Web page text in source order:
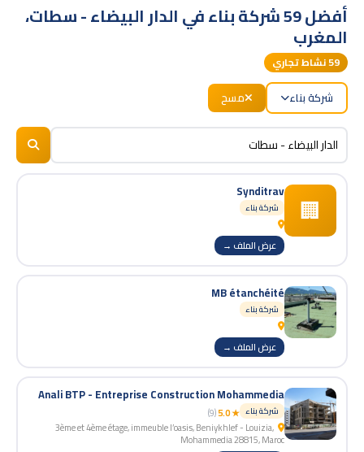
أفضل 59 شركة بناء في الدار البيضاء - سطات،
المغرب
59نشاط تجاري
شركة بناء مسح
🏢
Synditrav
شركة بناء
عرض الملف →
MB étanchéité
شركة بناء
عرض الملف →
Anali BTP - Entreprise Construction Mohammedia
شركة بناء ★ 5.0
(9)
3ème et 4ème étage, immeuble l’oasis, Beniykhlef - Louizia,
Mohammedia 28815, Maroc
BizNiz.ma